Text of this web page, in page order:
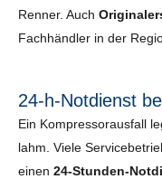
Renner. Auch
Fachhändler in der
24-h-Notdienst
Ein Kompressorausfall
lahm. Viele
einen 24-Stunden-